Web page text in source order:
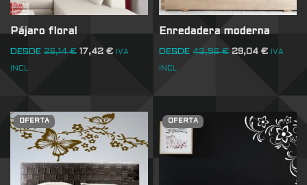
Pájaro floral
DESDE 26,14€ 17,42 € IVA
INCL
Enredadera moderna
DESDE 43,56€ 29,04€ IVA
INCL
OFERTA OFERTA